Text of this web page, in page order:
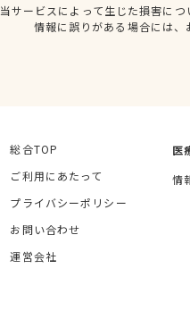
当サービスによって生じた損害に
情報に誤りがある場合には
総合TOP
ご利用にあたって
プライバシーポリシー
お問い合わせ
運営会社
医
情